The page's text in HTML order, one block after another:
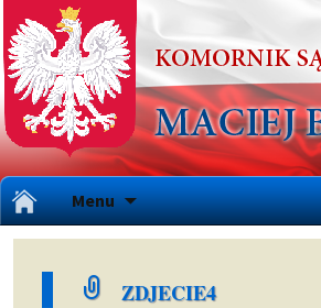
Menu
do
ZDJECIE4